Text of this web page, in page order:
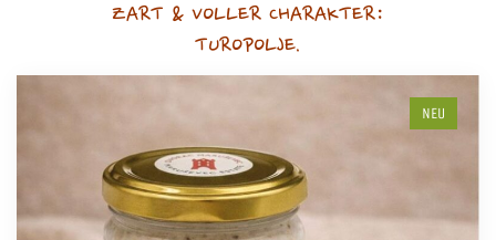
ZART & VOLLER CHARAKTER:
TUROPOLJE.
NEU